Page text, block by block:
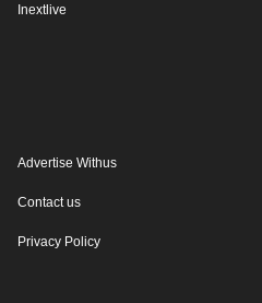
Inextlive
Advertise Withus
Contact us
Privacy Policy